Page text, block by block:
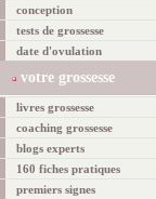
conception
tests de grossesse
date d'ovulation
votre grossesse
livres grossesse
coaching grossesse
blogs experts
160 fiches pratiques
premiers signes